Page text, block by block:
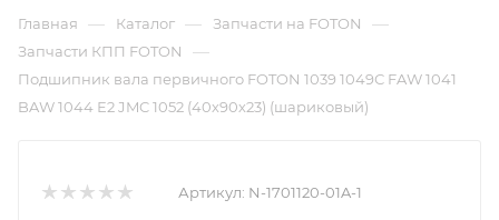
Главная — Каталог — Запчасти на FOTON —
Запчасти КПП FOTON —
Подшипник вала первичного FOTON 1039 1049С FAW 1041
BAW 1044 Е2 JMC 1052 (40х90х23) (шариковый)
Артикул: N-1701120-01A-1